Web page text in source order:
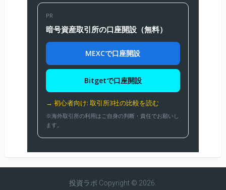
PR
暗号資産取引所の口座開設（無料）
MEXCで口座開設
Bitgetで口座開設
→ 初心者向け: 取引所3社の比較を読む
※海外取引所の利用はご自身の判断・責任でお願いし
ます。
投資ラボ Copyright © 2026.